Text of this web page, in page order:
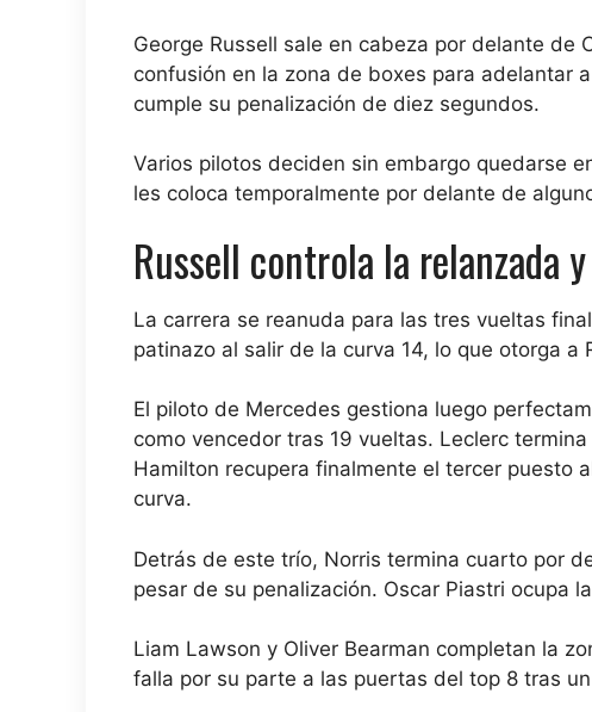
George Russell sale en cabeza por delante de
confusión en la zona de boxes para adelantar
cumple su penalización de diez segundos.
Varios pilotos deciden sin embargo quedarse
les coloca temporalmente por delante de
Russell controla la relanzada
La carrera se reanuda para las tres vueltas
patinazo al salir de la curva 14, lo que otorga
El piloto de Mercedes gestiona luego
como vencedor tras 19 vueltas. Leclerc
Hamilton recupera finalmente el tercer puesto
curva.
Detrás de este trío, Norris termina cuarto por
pesar de su penalización. Oscar Piastri ocupa
Liam Lawson y Oliver Bearman completan la
falla por su parte a las puertas del top 8 tras